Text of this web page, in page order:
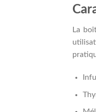
La